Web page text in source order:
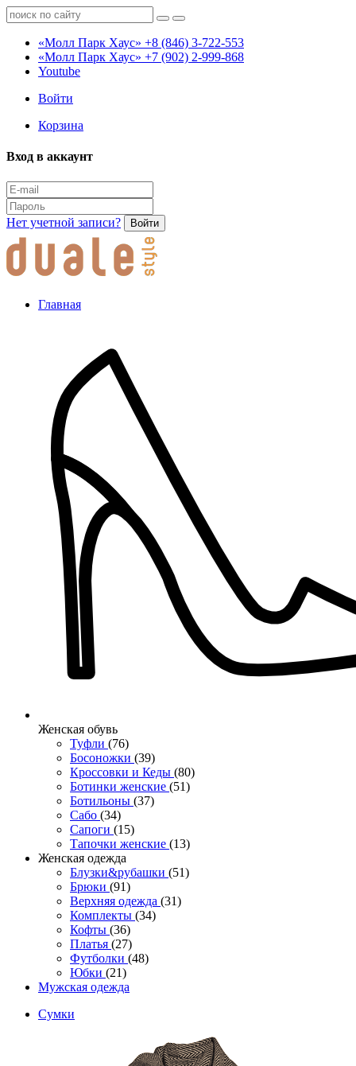
«Молл Парк Хаус» +8 (846) 3-722-553
«Молл Парк Хаус» +7 (902) 2-999-868
Youtube
Войти
Корзина
Вход в аккаунт
Нет учетной записи? Войти
Главная
Женcкая обувь
Туфли (76)
Босоножки (39)
Кроссовки и Кеды (80)
Ботинки женские (51)
Ботильоны (37)
Сабо (34)
Сапоги (15)
Тапочки женские (13)
Женская одежда
Блузки&рубашки (51)
Брюки (91)
Верхняя одежда (31)
Комплекты (34)
Кофты (36)
Платья (27)
Футболки (48)
Юбки (21)
Мужская одежда
Сумки